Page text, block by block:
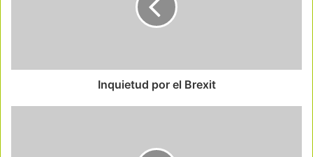
Inquietud por el Brexit